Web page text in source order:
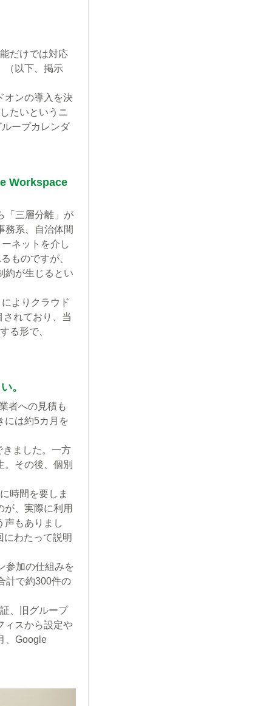
だけでは対応
（以下、掲示
オンの導入を決
たいというニ
ープカレンダ
Workspace
「三層分離」が
務系、自治体間
ネットを介し
ものですが、
約が生じるとい
よりクラウド
されており、当
る形で、
。
者への見積も
には約5カ月を
きました。一方
その後、個別
時間を要しま
が、実際に利用
声もありまし
にわたって説明
参加の仕組みを
計で約300件の
、旧グループ
ィスから設定や
、Google